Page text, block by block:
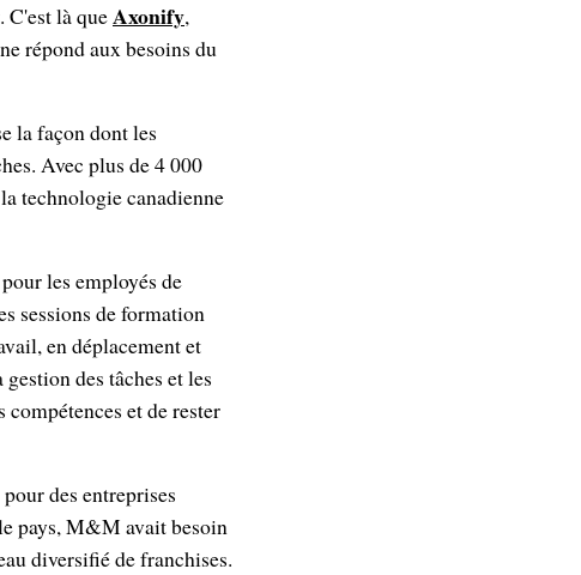
C'est là queAxonify,
répond aux besoins du
la façon dont les
Avec plus de 4 000
technologie canadienne
les employés de
sessions de formation
en déplacement et
des tâches et les
et de rester
des entreprises
pays, M&M avait besoin
diversifié de franchises.